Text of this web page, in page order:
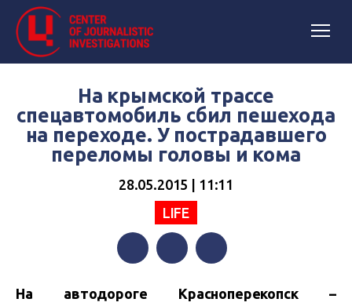
На крымской трассе
спецавтомобиль сбил пешехода
на переходе. У пострадавшего
переломы головы и кома
28.05.2015 | 11:11
LIFE
На автодороге Красноперекопск –